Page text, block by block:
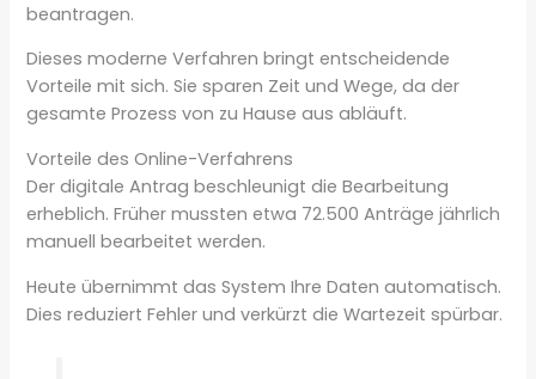
beantragen.
Dieses moderne Verfahren bringt entscheidende
Vorteile mit sich. Sie sparen Zeit und Wege, da der
gesamte Prozess von zu Hause aus abläuft.
Vorteile des Online-Verfahrens
Der digitale Antrag beschleunigt die Bearbeitung
erheblich. Früher mussten etwa 72.500 Anträge jährlich
manuell bearbeitet werden.
Heute übernimmt das System Ihre Daten automatisch.
Dies reduziert Fehler und verkürzt die Wartezeit spürbar.